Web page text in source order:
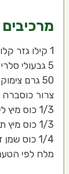
מרכיבים
1 קילו גזר קלוף קצוץ קטן
5 גבעולי סלרי חתוכים קטן
50 גרם צימוקים
צרור כוסברה
1/3 כוס מיץ לימון
1/3 כוס מיץ תפוז
1/4 כוס שמן זית
מלח לפי